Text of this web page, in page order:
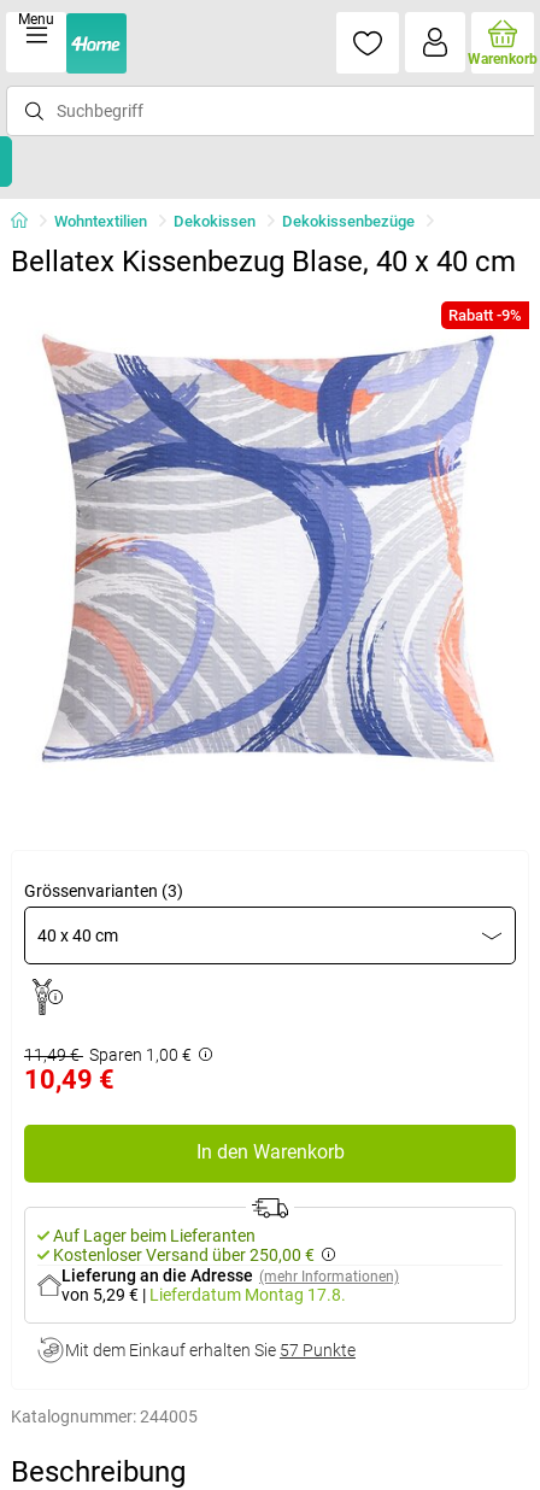
Menu
Warenkorb
Wohntextilien Dekokissen Dekokissenbezüge
Bellatex Kissenbezug Blase, 40 x 40 cm
Rabatt -9%
Grössenvarianten (3)
40 x 40 cm
11,49 € Sparen 1,00 €
10,49 €
In den Warenkorb
Auf Lager beim Lieferanten
Kostenloser Versand über 250,00 €
Lieferung an die Adresse (mehr Informationen)
von 5,29 € | Lieferdatum Montag 17.8.
Mit dem Einkauf erhalten Sie 57 Punkte
Katalognummer:244005
Beschreibung